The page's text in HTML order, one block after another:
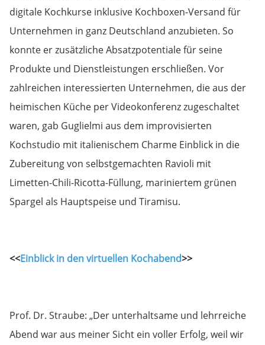
digitale Kochkurse inklusive Kochboxen-Versand für
Unternehmen in ganz Deutschland anzubieten. So
konnte er zusätzliche Absatzpotentiale für seine
Produkte und Dienstleistungen erschließen. Vor
zahlreichen interessierten Unternehmen, die aus der
heimischen Küche per Videokonferenz zugeschaltet
waren, gab Guglielmi aus dem improvisierten
Kochstudio mit italienischem Charme Einblick in die
Zubereitung von selbstgemachten Ravioli mit
Limetten-Chili-Ricotta-Füllung, mariniertem grünen
Spargel als Hauptspeise und Tiramisu.
<<Einblick in den virtuellen Kochabend>>
Prof. Dr. Straube: „Der unterhaltsame und lehrreiche
Abend war aus meiner Sicht ein voller Erfolg, weil wir